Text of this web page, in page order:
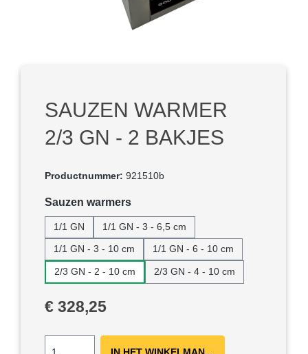
SAUZEN WARMER
2/3 GN - 2 BAKJES
Productnummer: 921510b
Selecteer
Sauzen warmers
1/1 GN 1/1 GN - 3 - 6,5 cm
1/1 GN - 3 - 10 cm 1/1 GN - 6 - 10 cm
2/3 GN - 2 - 10 cm 2/3 GN - 4 - 10 cm
Normale prijs:
€ 328,25